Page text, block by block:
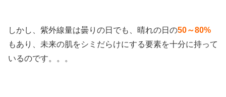
しかし、紫外線量は曇りの日でも、晴れの日の50～80%
もあり、未来の肌をシミだらけにする要素を十分に持って
いるのです。。。